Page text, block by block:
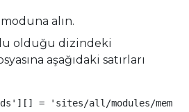
alın.
olduğu dizindeki
aşağıdaki satırları
= 'sites/all/modules/